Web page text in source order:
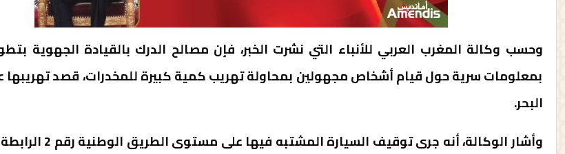
وحسب وكالة المغرب العربي للأنباء التي نشرت الخبر، فإن مصالح الدرك بالقيادة الجهوية
بمعلومات سرية حول قيام أشخاص مجهولين بمحاولة تهريب كمية كبيرة للمخدرات، قصد
البحر.
وأشار الوكالة، أنه جرى توقيف